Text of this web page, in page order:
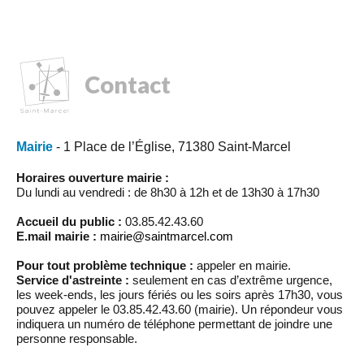
Contact
Mairie - 1 Place de l’Église, 71380 Saint-Marcel
Horaires ouverture mairie :
Du lundi au vendredi : de 8h30 à 12h et de 13h30 à 17h30
Accueil du public : 03.85.42.43.60
E.mail mairie : mairie@saintmarcel.com
Pour tout problème technique : appeler en mairie.
Service d'astreinte : seulement en cas d’extrême urgence,
les week-ends, les jours fériés ou les soirs après 17h30, vous
pouvez appeler le 03.85.42.43.60 (mairie). Un répondeur vous
indiquera un numéro de téléphone permettant de joindre une
personne responsable.